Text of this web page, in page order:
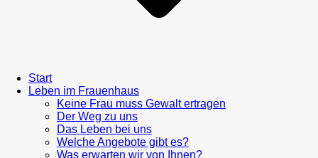
Start
Leben im Frauenhaus
Keine Frau muss Gewalt ertragen
Der Weg zu uns
Das Leben bei uns
Welche Angebote gibt es?
Was erwarten wir von Ihnen?